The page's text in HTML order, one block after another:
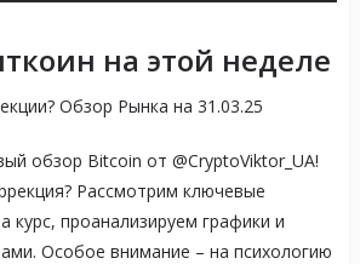
на этой неделе
Обзор Рынка на 31.03.25
обзор Bitcoin от @CryptoViktor_UA!
Рассмотрим ключевые
курс, проанализируем графики и
Особое внимание – на психологию